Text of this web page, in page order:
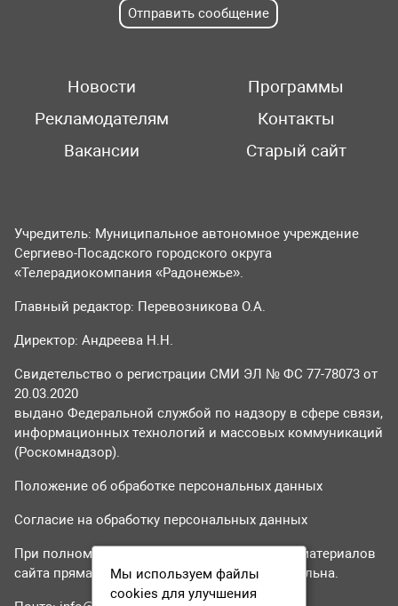
Отправить сообщение
Новости
Программы
Рекламодателям
Контакты
Вакансии
Старый сайт
Учредитель: Муниципальное автономное учреждение
Сергиево-Посадского городского округа
«Телерадиокомпания «Радонежье».
Главный редактор: Перевозникова О.А.
Директор: Андреева Н.Н.
Свидетельство о регистрации СМИ ЭЛ № ФС 77-78073 от
20.03.2020
выдано Федеральной службой по надзору в сфере связи,
информационных технологий и массовых коммуникаций
(Роскомнадзор).
Положение об обработке персональных данных
Согласие на обработку персональных данных
При полном или частичном использовании материалов
сайта прямая гиперссылка на tvr24.tv обязательна.
Мы используем файлы
cookies для улучшения